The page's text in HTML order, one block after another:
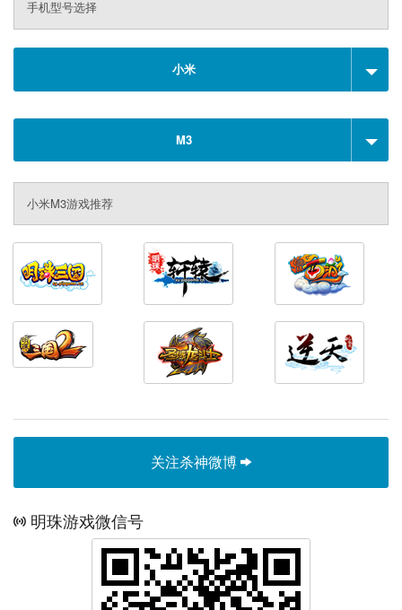
手机型号选择
小米
M3
小米M3游戏推荐
关注杀神微博
明珠游戏微信号